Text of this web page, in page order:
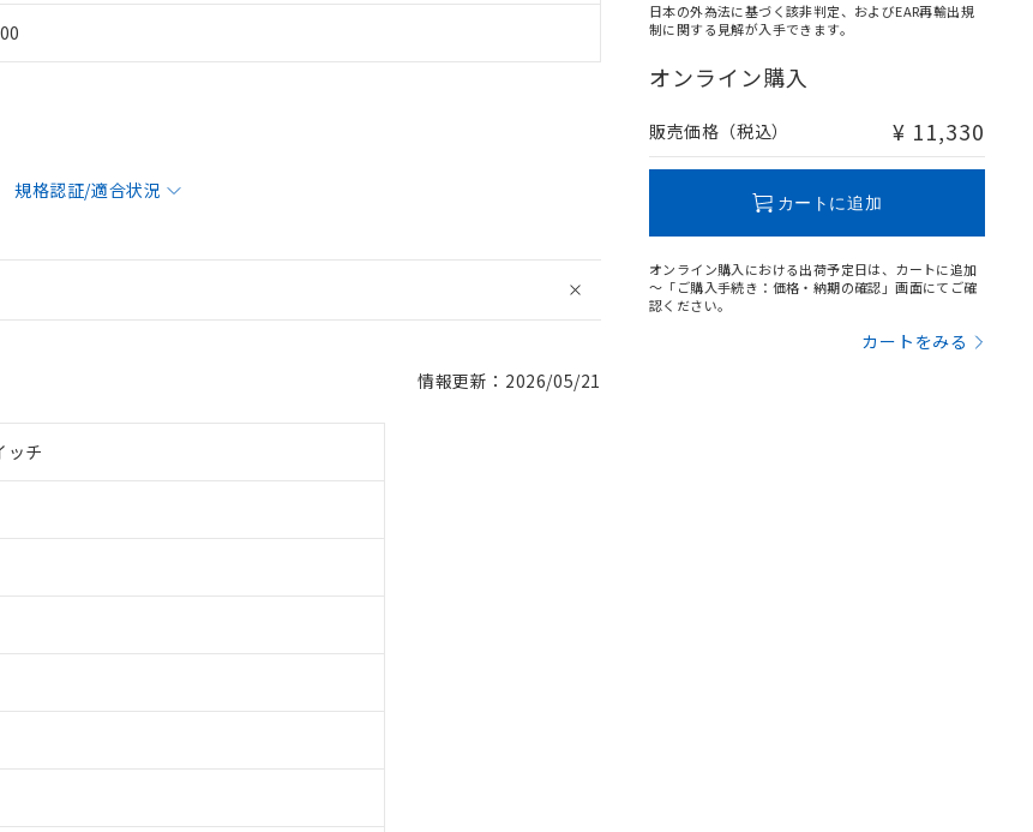
規格認証/適合状況
情報更新：2026/05/21
ッチ
日本の外為法に基づく該非判定、およびEAR再輸出規
制に関する見解が入手できます。
オンライン購入
販売価格（税込） ¥ 11,330
カートに追加
オンライン購入における出荷予定日は、カートに追加
～「ご購入手続き：価格・納期の確認」画面にてご確
認ください。
カートをみる